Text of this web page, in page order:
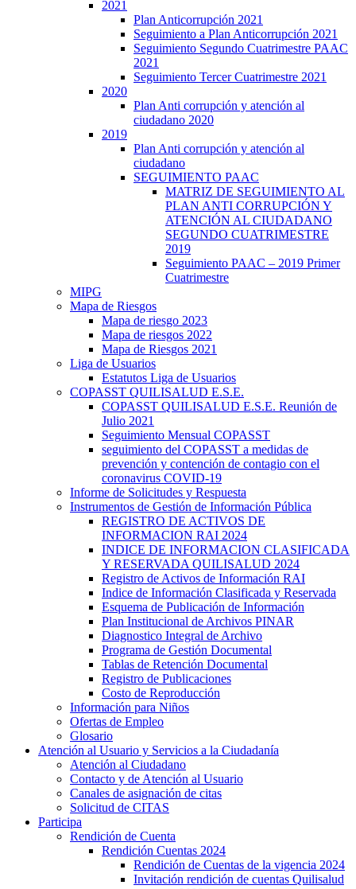
2021
Plan Anticorrupción 2021
Seguimiento a Plan Anticorrupción 2021
Seguimiento Segundo Cuatrimestre PAAC
2021
Seguimiento Tercer Cuatrimestre 2021
2020
Plan Anti corrupción y atención al
ciudadano 2020
2019
Plan Anti corrupción y atención al
ciudadano
SEGUIMIENTO PAAC
MATRIZ DE SEGUIMIENTO AL
PLAN ANTI CORRUPCIÓN Y
ATENCIÓN AL CIUDADANO
SEGUNDO CUATRIMESTRE
2019
Seguimiento PAAC – 2019 Primer
Cuatrimestre
MIPG
Mapa de Riesgos
Mapa de riesgo 2023
Mapa de riesgos 2022
Mapa de Riesgos 2021
Liga de Usuarios
Estatutos Liga de Usuarios
COPASST QUILISALUD E.S.E.
COPASST QUILISALUD E.S.E. Reunión de
Julio 2021
Seguimiento Mensual COPASST
seguimiento del COPASST a medidas de
prevención y contención de contagio con el
coronavirus COVID-19
Informe de Solicitudes y Respuesta
Instrumentos de Gestión de Información Pública
REGISTRO DE ACTIVOS DE
INFORMACION RAI 2024
INDICE DE INFORMACION CLASIFICADA
Y RESERVADA QUILISALUD 2024
Registro de Activos de Información RAI
Indice de Información Clasificada y Reservada
Esquema de Publicación de Información
Plan Institucional de Archivos PINAR
Diagnostico Integral de Archivo
Programa de Gestión Documental
Tablas de Retención Documental
Registro de Publicaciones
Costo de Reproducción
Información para Niños
Ofertas de Empleo
Glosario
Atención al Usuario y Servicios a la Ciudadanía
Atención al Ciudadano
Contacto y de Atención al Usuario
Canales de asignación de citas
Solicitud de CITAS
Participa
Rendición de Cuenta
Rendición Cuentas 2024
Rendición de Cuentas de la vigencia 2024
Invitación rendición de cuentas Quilisalud